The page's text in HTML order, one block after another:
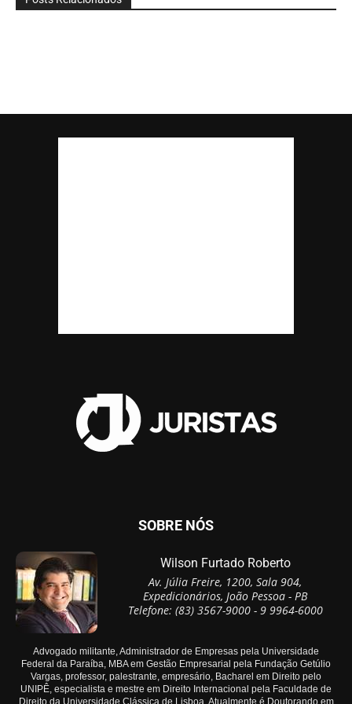
SOBRE NÓS
Wilson Furtado Roberto
Av. Júlia Freire, 1200, Sala 904,
Expedicionários, João Pessoa - PB
Telefone: (83) 3567-9000 - 9 9964-6000
Advogado militante, Administrador de Empresas pela Universidade
Federal da Paraíba, MBA em Gestão Empresarial pela Fundação Getúlio
Vargas, professor, palestrante, empresário, Bacharel em Direito pelo
UNIPÊ, especialista e mestre em Direito Internacional pela Faculdade de